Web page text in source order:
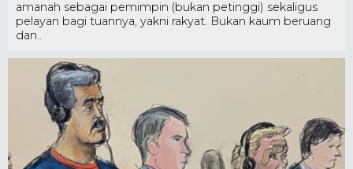
amanah sebagai pemimpin (bukan petinggi) sekaligus
pelayan bagi tuannya, yakni rakyat. Bukan kaum beruang
dan..